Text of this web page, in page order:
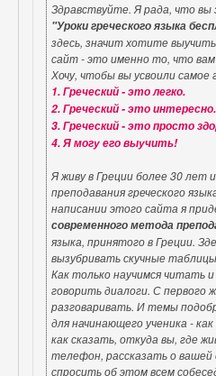
Здравствуйте. Я рада, что
"Уроки греческого языка
здесь, значит хотите
сайт - это именно то, что вам
Хочу, чтобы вы усвоили самое
1. Греческий - это легко.
2. Греческий - это интересно.
3. Греческий - это просто
4. Я могу его выучить!
Я живу в Греции более 30 лет
преподавания греческого
написании этого сайта я
современного метода
языка, принятого в Греции.
вызубривать скучные
Как только научимся читать
говорить диалоги. С первого
разговаривать. И темы
для начинающего ученика -
как сказать, откуда вы, где
телефон, рассказать о вашей
спросить об этом всем